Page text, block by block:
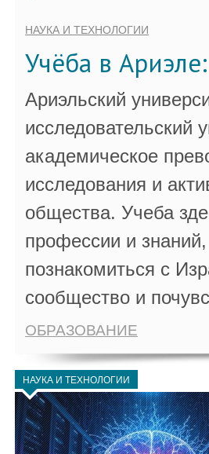
НАУКА И ТЕХНОЛОГИИ
Учёба в
Ариэльский
исследовательский
академическое
исследования и
общества. Учеба
профессии и
познакомиться с
сообщество и
ОБРАЗОВАНИЕ
НАУКА И ТЕХНОЛОГИИ